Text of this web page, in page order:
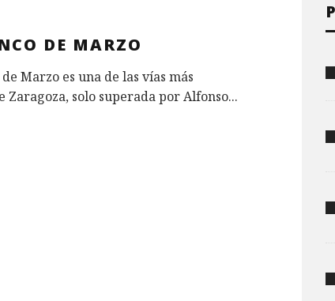
DE MARZO
Marzo es una de las vías más
Zaragoza, solo superada por Alfonso...